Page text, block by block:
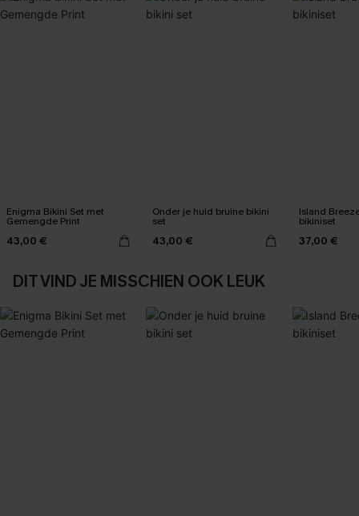
Enigma Bikini Set met
Gemengde Print
43,00 €
Onder je huid bruine bikini
set
43,00 €
Island
bikiniset
37,00 €
DIT VIND JE MISSCHIEN OOK LEUK